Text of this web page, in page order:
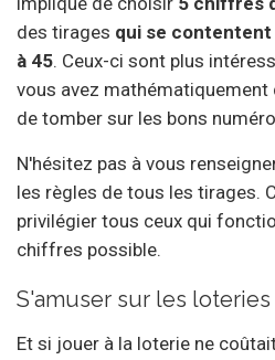
des tirages qui se contentent
à 45. Ceux-ci sont plus
vous avez mathématiquement
de tomber sur les bons
N'hésitez pas à vous
les règles de tous les tirages.
privilégier tous ceux qui
chiffres possible.
S'amuser sur les
Et si jouer à la loterie ne